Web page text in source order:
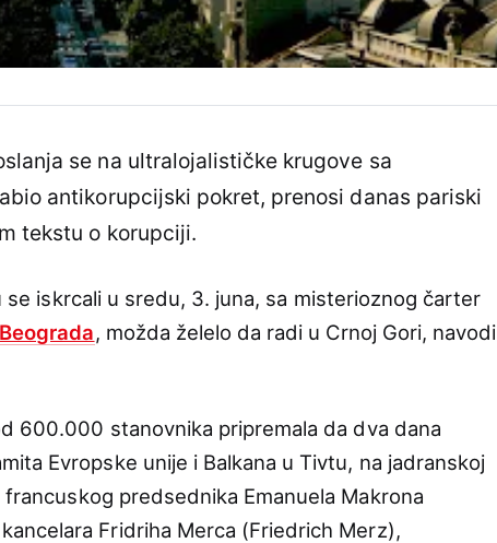
se na ultralojalističke krugove sa
antikorupcijski pokret, prenosi danas pariski
tekstu o korupciji.
se iskrcali u sredu, 3. juna, sa misterioznog čarter
Beograda, možda želelo da radi u Crnoj Gori, navodi
600.000 stanovnika pripremala da dva dana
Evropske unije i Balkana u Tivtu, na jadranskoj
predsednika Emanuela Makrona
Fridriha Merca (Friedrich Merz),